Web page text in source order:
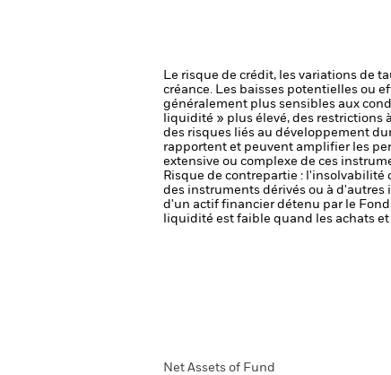
Le risque de crédit, les variations de
créance. Les baisses potentielles ou
généralement plus sensibles aux
liquidité » plus élevé, des
des risques liés au développement
rapportent et peuvent amplifier les
extensive ou complexe de ces
Risque de contrepartie :
des instruments dérivés ou à d'autres
d'un actif financier détenu par le
liquidité est faible quand les achats
Net Assets of Fund